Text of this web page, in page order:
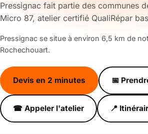
Pressignac fait partie des communes
Micro 87, atelier certifié QualiRépar
Pressignac se situe à environ 6,5 km de
Rochechouart.
Devis en 2 minutes 📅
☎ Appeler l'atelier 📍